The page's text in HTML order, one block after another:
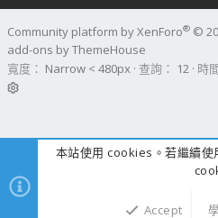
Community platform by XenForo® ©
add-ons by ThemeHouse
寬度
查詢 12 時
本站使用 cookies。若繼續使
Accept